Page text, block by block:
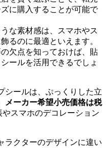
に購入することが可能で
な素材感は、スマホやス
るのに最適といえます。
欠点を知っておけば、貼
ールを活用できるでしょ
シールは、ぷっくりした立
メーカー希望小売価格は税
スマホのデコレーション
ラクターのデザインに違い